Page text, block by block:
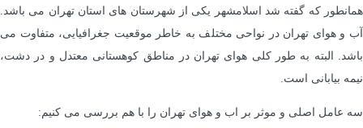
همانطور که گفته شد اسلامشهر یکی از شهرستان های استان تهران می باشد.
آب و هوای تهران در نواحی مختلف به خاطر موقعیت جغرافیایی، متفاوت می
باشد. البته به طور کلی هوای تهران در مناطق کوهستانی معتدل و در دشت،
نیمه بیابانی است.
سه عامل اصلی و موثر بر اب و هوای تهران را با هم بررسی می کنیم: